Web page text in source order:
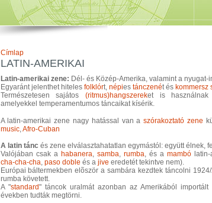
Címlap
LATIN-AMERIKAI
Latin-amerikai zene: Dél- és Közép-Amerika, valamint a
Egyaránt jelenthet hiteles folklórt, népies tánczenét és kommersz
Természetesen sajátos (ritmus)hangszereket is
amelyekkel temperamentumos táncaikat kísérik.
A latin-amerikai zene nagy hatással van aszórakoztató zene
music, Afro-Cuban
A latin táncés zene elválasztahatatlan egymástól: együtt élnek,
Valójában csak a habanera, samba, rumba, és amambó
cha-cha-cha, paso doble és a jive eredetét tekintve nem).
Európai báltermekben elõször a sambára kezdtek táncolni
rumba követett.
A "standard" táncok uralmát azonban az Amerikából
években tudták megtörni.